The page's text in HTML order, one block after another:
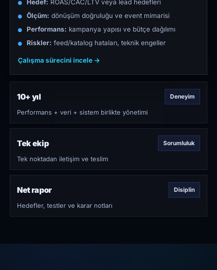
Hedef: ROAS/CAC/LTV veya lead hedefleri
Ölçüm: dönüşüm doğruluğu ve event mimarisi
Performans: kampanya yapısı ve bütçe dağılımı
Riskler: feed/katalog hataları, teknik engeller
Çalışma sürecini incele →
10+ yıl Deneyim
Performans + veri + sistem birlikte yönetimi
Tek ekip Sorumluluk
Tek noktadan iletişim ve teslim
Net rapor Disiplin
Hedefler, testler ve karar notları